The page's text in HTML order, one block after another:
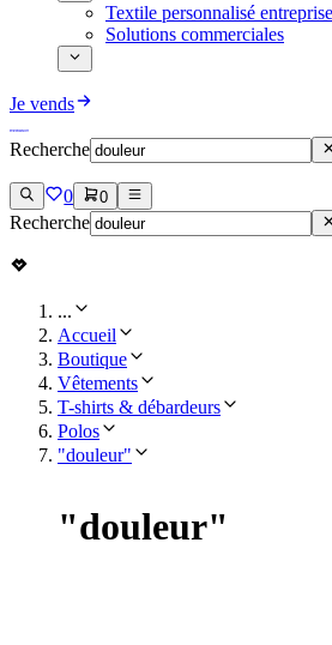
Textile personnalisé entreprise
Solutions commerciales
Je vends
Recherche
0 0
Recherche
...
Accueil
Boutique
Vêtements
T-shirts & débardeurs
Polos
"douleur"
"douleur"